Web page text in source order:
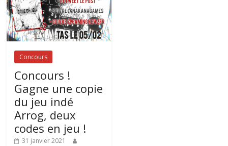
Concours
Concours !
Gagne une copie
du jeu indé
Arrog, deux
codes en jeu !
31 janvier 2021